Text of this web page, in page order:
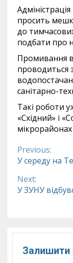
просить
до
подбати про
Промивання
проводиться
санітарно-
Такі роботи
«Східний» і
мікрорайонах
Reading
Previous:
У середу на
Next:
У ЗУНУ
Залишити